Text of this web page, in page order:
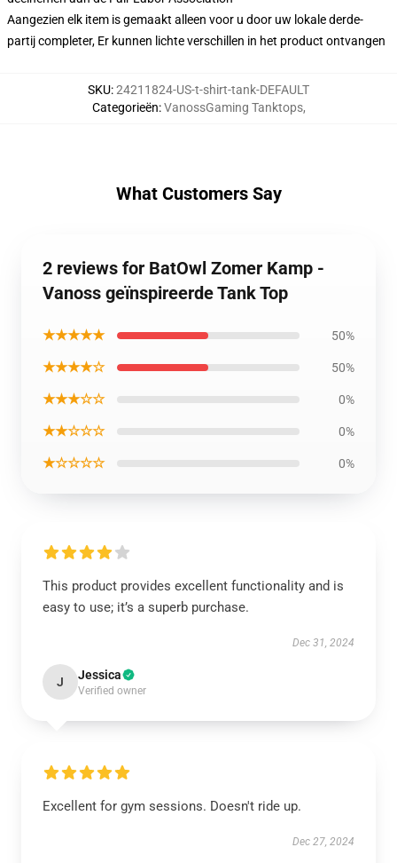
Aangezien elk item is gemaakt alleen voor u door uw lokale derde-
partij completer, Er kunnen lichte verschillen in het product ontvangen
SKU:24211824-US-t-shirt-tank-DEFAULT
Categorieën:VanossGaming Tanktops,
What Customers Say
2 reviews for BatOwl Zomer Kamp -
Vanoss geïnspireerde Tank Top
★★★★★ 50%
★★★★☆ 50%
★★★☆☆ 0%
★★☆☆☆ 0%
★☆☆☆☆ 0%
This product provides excellent functionality and is
easy to use; it’s a superb purchase.
Dec 31, 2024
J Jessica
Verified owner
Excellent for gym sessions. Doesn't ride up.
Dec 27, 2024